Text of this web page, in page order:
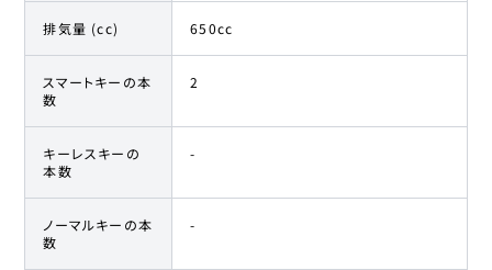
排気量 (cc) 650cc
スマートキーの本
数
2
キーレスキーの
本数
-
ノーマルキーの本
数
-